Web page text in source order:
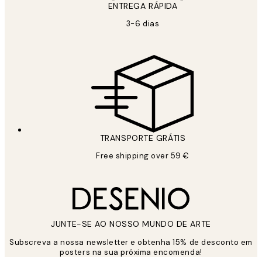
ENTREGA RÁPIDA
3-6 dias
TRANSPORTE GRÁTIS
Free shipping over 59 €
JUNTE-SE AO NOSSO MUNDO DE ARTE
Subscreva a nossa newsletter e obtenha 15% de desconto em
posters na sua próxima encomenda!